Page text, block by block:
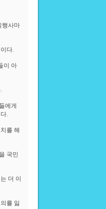
행사마
다.
이 아
에게
.
를 해
국민
더 이
를 잃